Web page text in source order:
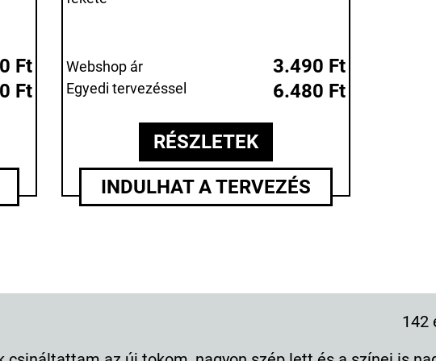
Ft
Ft
Webshop ár 3.490 Ft
Egyedi tervezéssel 6.480 Ft
RÉSZLETEK
INDULHAT A TERVEZÉS
142